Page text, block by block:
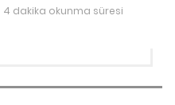
4 dakika okunma süresi